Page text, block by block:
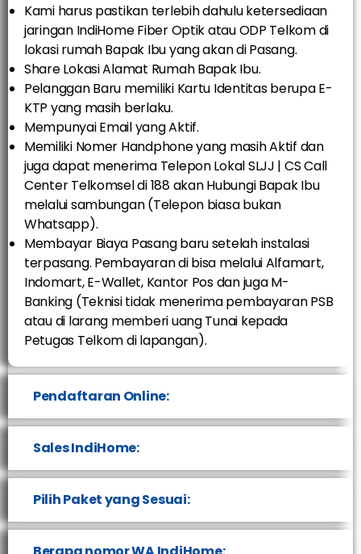
Kami harus pastikan terlebih dahulu ketersediaan
jaringan IndiHome Fiber Optik atau ODP Telkom di
lokasi rumah Bapak Ibu yang akan di Pasang.
Share Lokasi Alamat Rumah Bapak Ibu.
Pelanggan Baru memiliki Kartu Identitas berupa E-
KTP yang masih berlaku.
Mempunyai Email yang Aktif.
Memiliki Nomer Handphone yang masih Aktif dan
juga dapat menerima Telepon Lokal SLJJ | CS Call
Center Telkomsel di 188 akan Hubungi Bapak Ibu
melalui sambungan (Telepon biasa bukan
Whatsapp).
Membayar Biaya Pasang baru setelah instalasi
terpasang. Pembayaran di bisa melalui Alfamart,
Indomart, E-Wallet, Kantor Pos dan juga M-
Banking (Teknisi tidak menerima pembayaran PSB
atau di larang memberi uang Tunai kepada
Petugas Telkom di lapangan).
Pendaftaran Online:
Sales IndiHome:
Pilih Paket yang Sesuai: